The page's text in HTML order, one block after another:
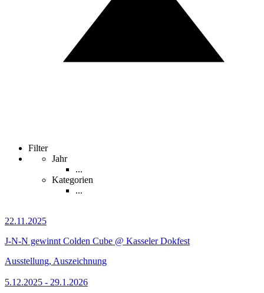
Filter
Jahr
...
Kategorien
...
22.11.2025
J-N-N gewinnt Colden Cube @ Kasseler Dokfest
Ausstellung, Auszeichnung
5.12.2025 - 29.1.2026